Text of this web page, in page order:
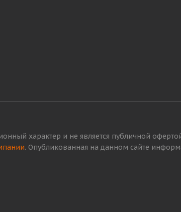
характер и не является публичной
. Опубликованная на данном сайте